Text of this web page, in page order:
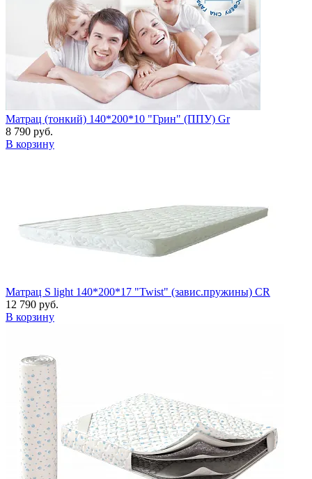
Матрац (тонкий) 140*200*10 "Грин" (ППУ) Gr
8 790 руб.
В корзину
Матрац S light 140*200*17 "Twist" (завис.пружины) CR
12 790 руб.
В корзину